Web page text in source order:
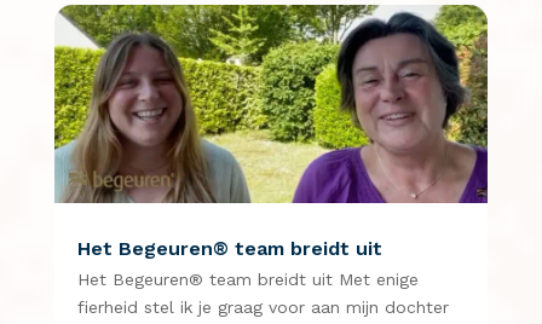
Het Begeuren® team breidt uit
Het Begeuren® team breidt uit Met enige
fierheid stel ik je graag voor aan mijn dochter